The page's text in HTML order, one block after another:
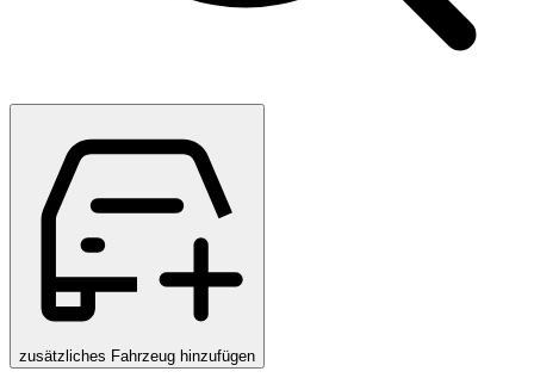
zusätzliches Fahrzeug hinzufügen